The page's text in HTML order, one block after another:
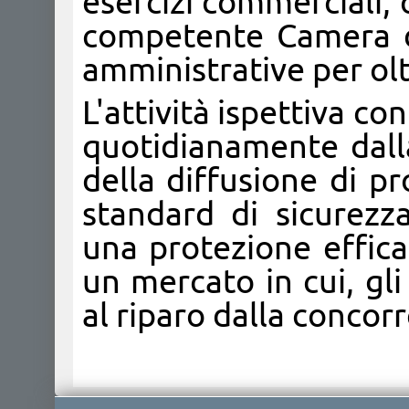
competente Camera
amministrative per
L'attività ispettiva
quotidianamente
della diffusione di
standard di
una protezione
un mercato in cui,
al riparo dalla